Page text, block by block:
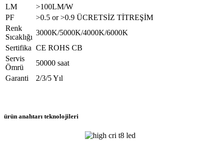
LM
>100LM/W
PF
>0.5 or >0.9 ÜCRETSİZ TİTREŞİM
Renk
Sıcaklığı
3000K/5000K/4000K/6000K
Sertifika CE ROHS CB
Servis
Ömrü
50000 saat
Garanti
2/3/5 Yıl
ürün anahtarı teknolojileri